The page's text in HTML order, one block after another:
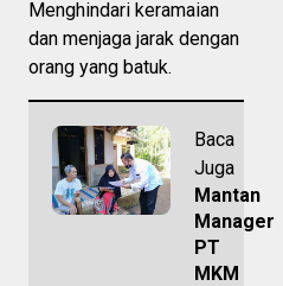
Menghindari keramaian
dan menjaga jarak dengan
orang yang batuk.
Baca
Juga
Mantan
Manager
PT
MKM